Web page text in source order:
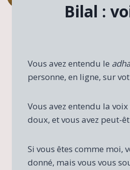
Bilal :
Vous avez entendu le
personne, en ligne, sur
Vous avez entendu la
doux, et vous avez peut-
Si vous êtes comme moi,
donné, mais vous vous